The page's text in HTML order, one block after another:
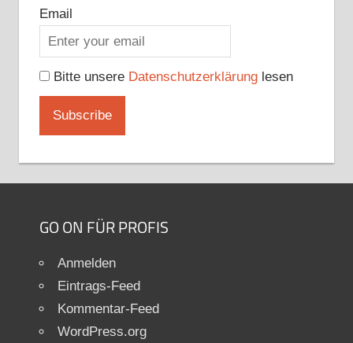
Email
Bitte unsere Datenschutzerklärunglesen
GO ON FÜR PROFIS
Anmelden
Eintrags-Feed
Kommentar-Feed
WordPress.org